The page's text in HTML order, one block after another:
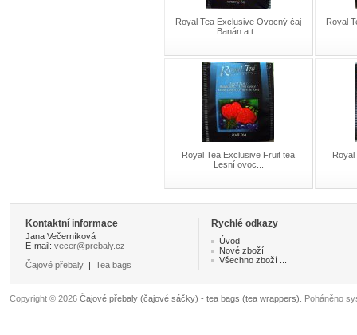
Royal Tea Exclusive Ovocný čaj
Banán a t...
Royal
Royal Tea Exclusive Fruit tea
Lesní ovoc...
Royal
Kontaktní informace Rychlé odkazy
Jana Večerníková
E-mail: vecer@prebaly.cz
Čajové přebaly | Tea bags
Úvod
Nové zboží
Všechno zboží ...
Copyright © 2026 Čajové přebaly (čajové sáčky) - tea bags (tea wrappers) . Poháněno